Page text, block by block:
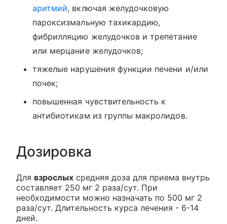
аритмий, включая желудочковую
пароксизмальную тахикардию,
фибрилляцию желудочков и трепетание
или мерцание желудочков;
тяжелые нарушения функции печени и/или
почек;
повышенная чувствительность к
антибиотикам из группы макролидов.
Дозировка
Для взрослых средняя доза для приема внутрь
составляет 250 мг 2 раза/сут. При
необходимости можно назначать по 500 мг 2
раза/сут. Длительность курса лечения - 6-14
дней.